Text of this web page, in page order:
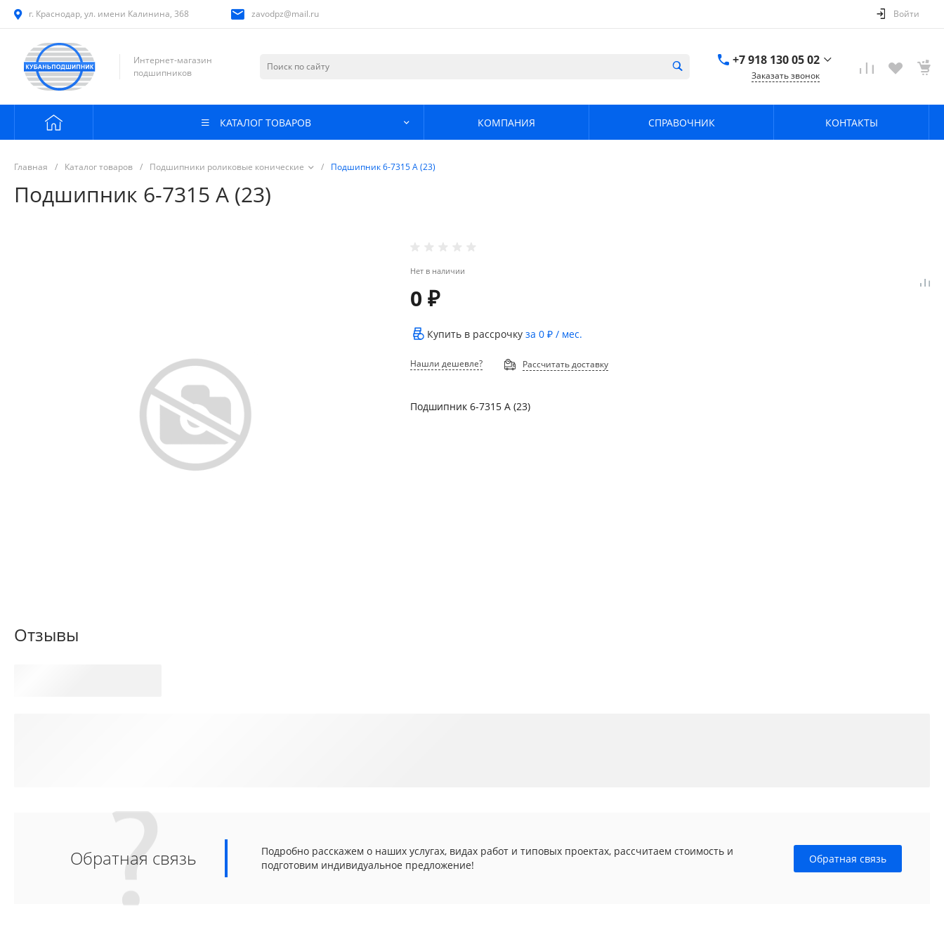
г. Краснодар, ул. имени Калинина, 368 zavodpz@mail.ru Войти
Интернет-магазин
подшипников
+7 918 130 05 02
Заказать звонок
КАТАЛОГ ТОВАРОВ КОМПАНИЯ СПРАВОЧНИК КОНТАКТЫ
Главная / Каталог товаров / Подшипники роликовые конические / Подшипник 6-7315 А (23)
Подшипник 6-7315 А (23)
Нет в наличии
0 ₽
Купить в рассрочкуза0 ₽ / мес.
Нашли дешевле? Рассчитать доставку
Подшипник 6-7315 А (23)
Отзывы
Обратная связь
Подробно расскажем о наших услугах, видах работ и типовых проектах, рассчитаем стоимость и
подготовим индивидуальное предложение!
Обратная связь